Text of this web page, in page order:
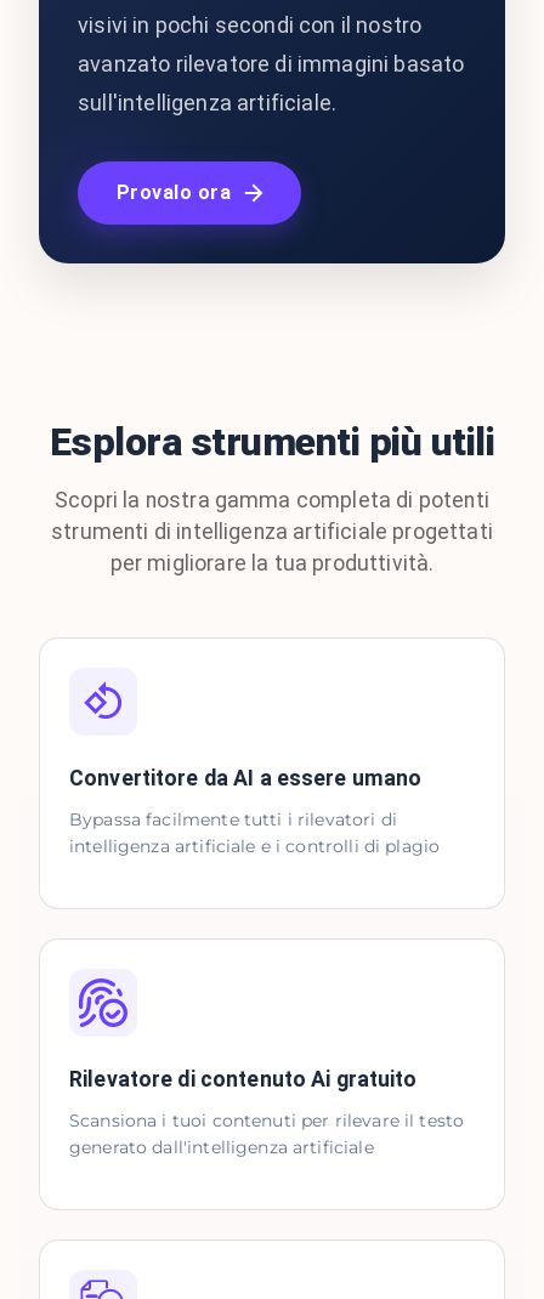
visivi in pochi secondi con il nostro
avanzato rilevatore di immagini basato
sull'intelligenza artificiale.
Provalo ora
Esplora strumenti più utili
Scopri la nostra gamma completa di potenti
strumenti di intelligenza artificiale progettati
per migliorare la tua produttività.
Convertitore da AI a essere umano
Bypassa facilmente tutti i rilevatori di
intelligenza artificiale e i controlli di plagio
Rilevatore di contenuto Ai gratuito
Scansiona i tuoi contenuti per rilevare il testo
generato dall'intelligenza artificiale